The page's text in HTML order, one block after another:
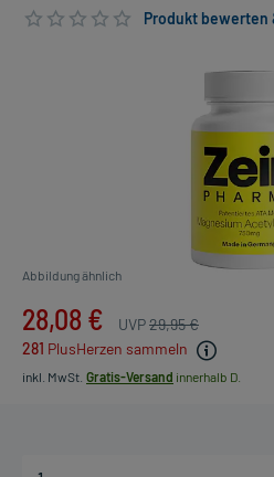
Produkt bewerten
Abbildung ähnlich
28,08 € UVP29,95 €
281 PlusHerzen sammeln
inkl. MwSt. Gratis-Versand innerhalb D.